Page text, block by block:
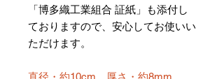
「博多織工業組合 証紙」も添付し
ておりますので、安心してお使いい
ただけます。
直径・約10cm、厚さ・約8mm